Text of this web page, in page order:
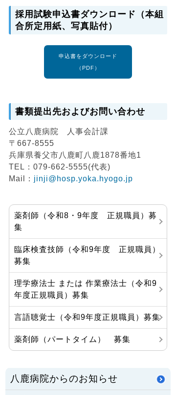
採用試験申込書ダウンロード（本組
合所定用紙、写真貼付）
申込書をダウンロード
（PDF）
書類提出先およびお問い合わせ
公立八鹿病院 人事会計課
〒667-8555
兵庫県養父市八鹿町八鹿1878番地1
TEL：079-662-5555(代表)
Mail： jinji@hosp.yoka.hyogo.jp
薬剤師（令和8・9年度 正規職員）募
集
臨床検査技師（令和9年度 正規職員）
募集
理学療法士 または 作業療法士（令和9
年度正規職員）募集
言語聴覚士（令和9年度正規職員）募集
薬剤師（パートタイム） 募集
八鹿病院からのお知らせ